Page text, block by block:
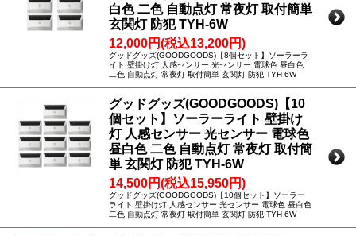
白色 二色 自動点灯 常夜灯 取付簡単
玄関灯 防犯 TYH-6W
12,000円(税込13,200円)
グッドグッズ(GOODGOODS)【8個セット】ソーラーラ
イト 壁掛け灯 人感センサー 光センサー 電球色 昼白色
二色 自動点灯 常夜灯 取付簡単 玄関灯 防犯 TYH-6W
グッドグッズ(GOODGOODS)【10
個セット】ソーラーライト 壁掛け
灯 人感センサー 光センサー 電球色
昼白色 二色 自動点灯 常夜灯 取付簡
単 玄関灯 防犯 TYH-6W
14,500円(税込15,950円)
グッドグッズ(GOODGOODS)【10個セット】ソーラー
ライト 壁掛け灯 人感センサー 光センサー 電球色 昼白色
二色 自動点灯 常夜灯 取付簡単 玄関灯 防犯 TYH-6W